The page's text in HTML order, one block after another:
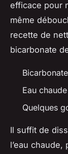
efficace pour
même
recette de
bicarbonate
Eau
Quelques
Il suffit de
l’eau